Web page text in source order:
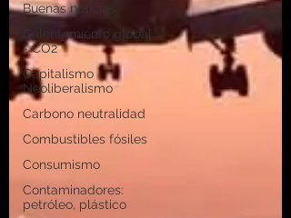
Buenas noticias
Calentamiento global
- CO2
Capitalismo -
Neoliberalismo
Carbono neutralidad
Combustibles fósiles
Consumismo
Contaminadores:
petróleo, plástico